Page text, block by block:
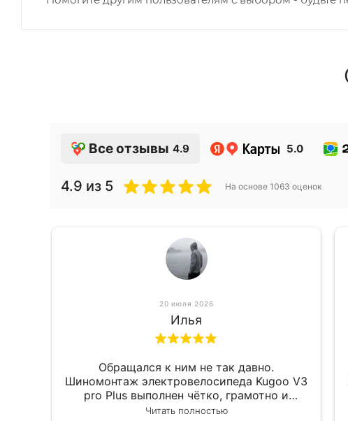
Все отзывы 4.9 5.0
4.9 из 5 На основе 1063 оценок
20 июля 2026
Илья
Обращался к ним не так давно.
Шиномонтаж электровелосипеда Kugoo V3
pro Plus выполнен чётко, грамотно и
квалифицированно. Всё сделано
Читать полностью